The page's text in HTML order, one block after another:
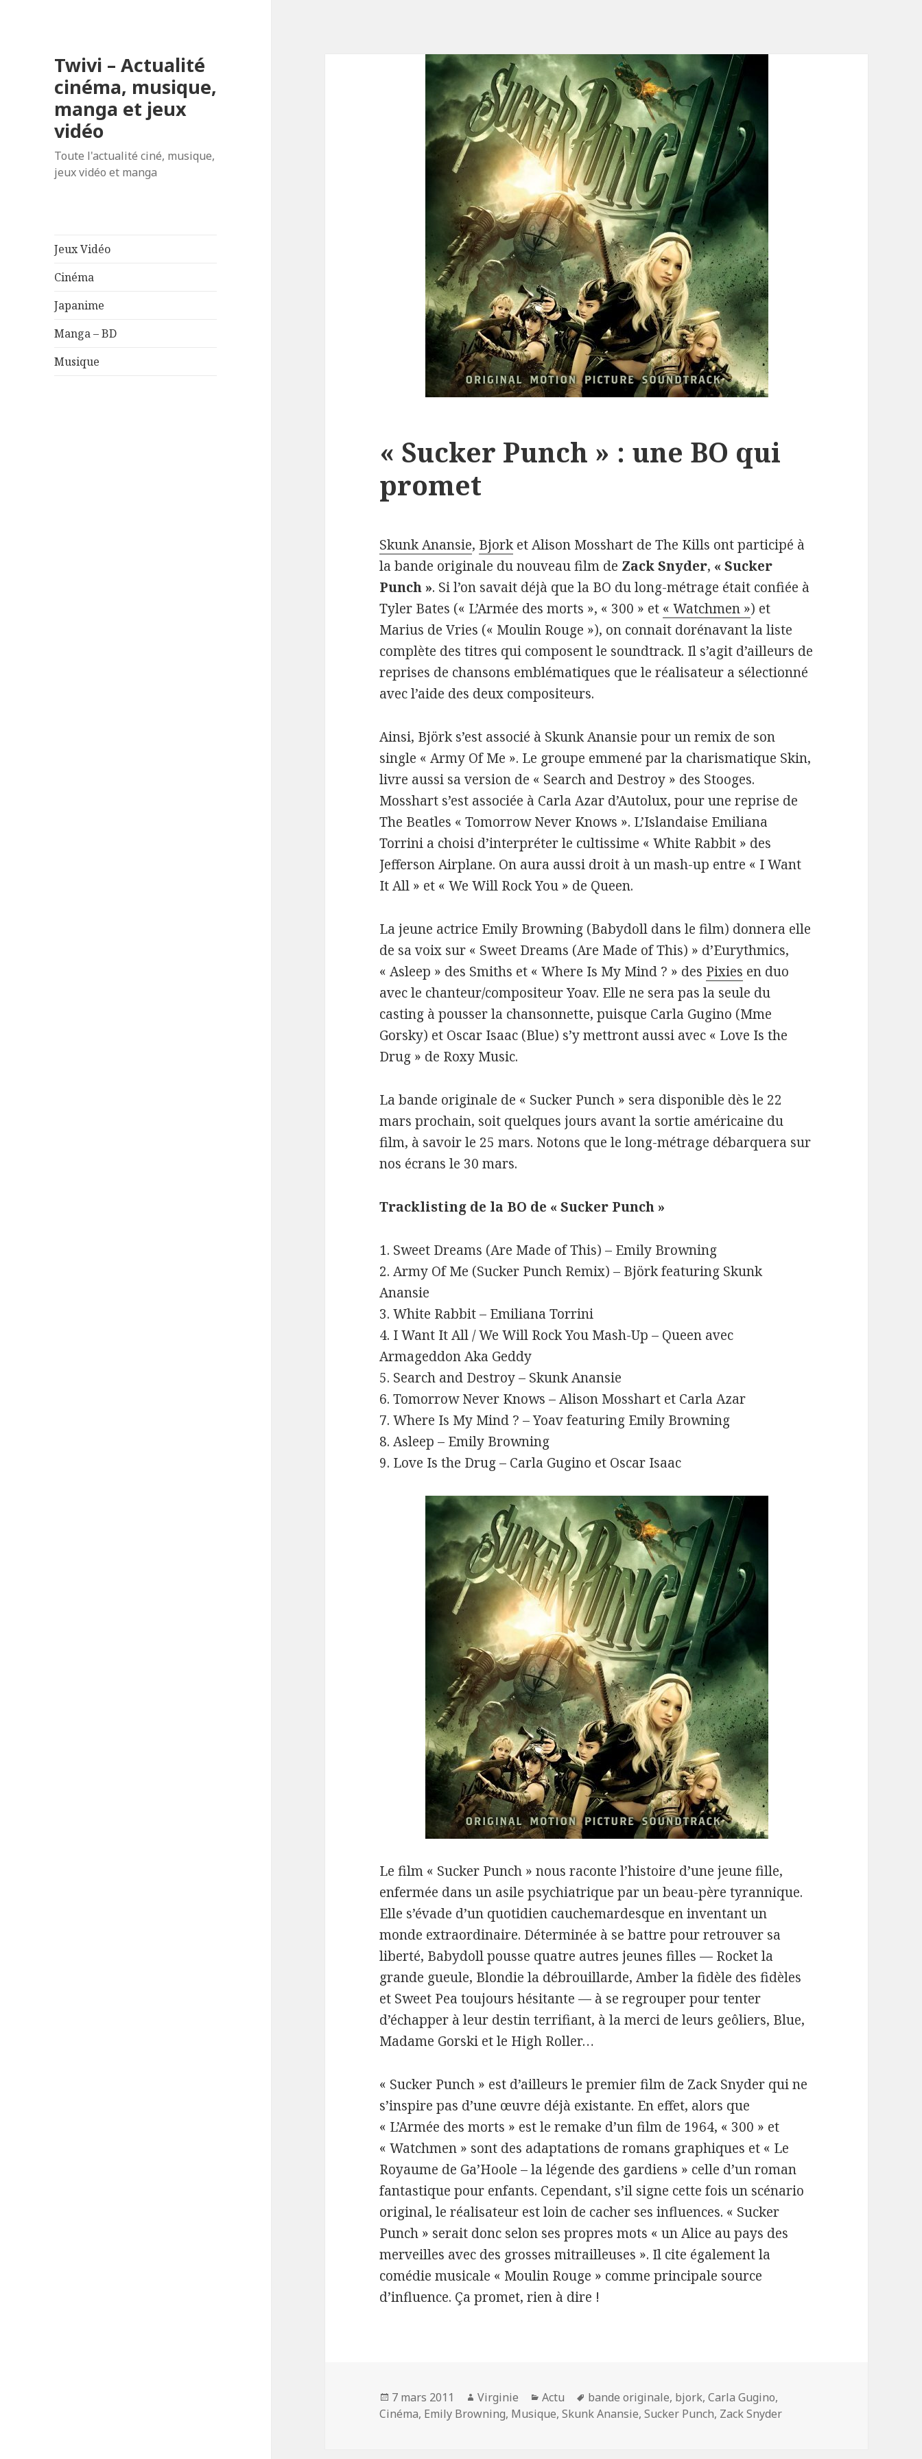
Twivi – Actualité
cinéma, musique,
manga et jeux
vidéo
Toute l'actualité ciné, musique,
jeux vidéo et manga
Jeux Vidéo
Cinéma
Japanime
Manga – BD
Musique
« Sucker Punch » : une BO qui
promet
Skunk Anansie, Bjorket Alison Mosshart de The Kills ont participé à
la bande originale du nouveau film de Zack Snyder, « Sucker
Punch ». Si l’on savait déjà que la BO du long-métrage était confiée à
Tyler Bates (« L’Armée des morts », « 300 » et « Watchmen ») et
Marius de Vries (« Moulin Rouge »), on connait dorénavant la liste
complète des titres qui composent le soundtrack. Il s’agit d’ailleurs de
reprises de chansons emblématiques que le réalisateur a sélectionné
avec l’aide des deux compositeurs.
Ainsi, Björk s’est associé à Skunk Anansie pour un remix de son
single « Army Of Me ». Le groupe emmené par la charismatique Skin,
livre aussi sa version de « Search and Destroy » des Stooges.
Mosshart s’est associée à Carla Azar d’Autolux, pour une reprise de
The Beatles « Tomorrow Never Knows ». L’Islandaise Emiliana
Torrini a choisi d’interpréter le cultissime « White Rabbit » des
Jefferson Airplane. On aura aussi droit à un mash-up entre « I Want
It All » et « We Will Rock You » de Queen.
La jeune actrice Emily Browning (Babydoll dans le film) donnera elle
de sa voix sur « Sweet Dreams (Are Made of This) » d’Eurythmics,
« Asleep » des Smiths et « Where Is My Mind ? » des Pixies en duo
avec le chanteur/compositeur Yoav. Elle ne sera pas la seule du
casting à pousser la chansonnette, puisque Carla Gugino (Mme
Gorsky) et Oscar Isaac (Blue) s’y mettront aussi avec « Love Is the
Drug » de Roxy Music.
La bande originale de « Sucker Punch » sera disponible dès le 22
mars prochain, soit quelques jours avant la sortie américaine du
film, à savoir le 25 mars. Notons que le long-métrage débarquera sur
nos écrans le 30 mars.
Tracklisting de la BO de « Sucker Punch »
1. Sweet Dreams (Are Made of This) – Emily Browning
2. Army Of Me (Sucker Punch Remix) – Björk featuring Skunk
Anansie
3. White Rabbit – Emiliana Torrini
4. I Want It All / We Will Rock You Mash-Up – Queen avec
Armageddon Aka Geddy
5. Search and Destroy – Skunk Anansie
6. Tomorrow Never Knows – Alison Mosshart et Carla Azar
7. Where Is My Mind ? – Yoav featuring Emily Browning
8. Asleep – Emily Browning
9. Love Is the Drug – Carla Gugino et Oscar Isaac
Le film « Sucker Punch » nous raconte l’histoire d’une jeune fille,
enfermée dans un asile psychiatrique par un beau-père tyrannique.
Elle s’évade d’un quotidien cauchemardesque en inventant un
monde extraordinaire. Déterminée à se battre pour retrouver sa
liberté, Babydoll pousse quatre autres jeunes filles — Rocket la
grande gueule, Blondie la débrouillarde, Amber la fidèle des fidèles
et Sweet Pea toujours hésitante — à se regrouper pour tenter
d’échapper à leur destin terrifiant, à la merci de leurs geôliers, Blue,
Madame Gorski et le High Roller…
« Sucker Punch » est d’ailleurs le premier film de Zack Snyder qui ne
s’inspire pas d’une œuvre déjà existante. En effet, alors que
« L’Armée des morts » est le remake d’un film de 1964, « 300 » et
« Watchmen » sont des adaptations de romans graphiques et « Le
Royaume de Ga’Hoole – la légende des gardiens » celle d’un roman
fantastique pour enfants. Cependant, s’il signe cette fois un scénario
original, le réalisateur est loin de cacher ses influences. « Sucker
Punch » serait donc selon ses propres mots « un Alice au pays des
merveilles avec des grosses mitrailleuses ». Il cite également la
comédie musicale « Moulin Rouge » comme principale source
d’influence. Ça promet, rien à dire !
Publié
le
7 mars 2011 Auteur
Virginie Catégories
Actu
Mots-
clés
bande originale, bjork,Carla Gugino,
Cinéma, Emily Browning, Musique,Skunk Anansie,Sucker Punch, Zack Snyder